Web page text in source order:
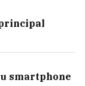
smartphone